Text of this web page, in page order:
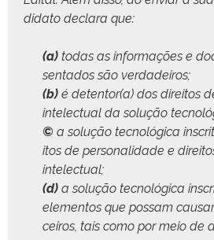
dida­to declara que:
(a) todas as infor­mações e
sen­ta­dos são verdadeiros;
(b) é detentor(a) dos dire­itos
int­elec­tu­al da solução
© a solução tec­nológ­i­ca
itos de per­son­al­i­dade e
intelectual;
(d) a solução tec­nológ­i­ca
ele­men­tos que pos­sam
ceiros, tais como por meio de